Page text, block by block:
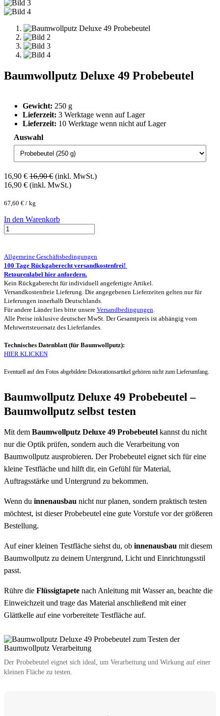
Baumwollputz Deluxe 49 Probebeutel
Gewicht: 250 g
Lieferzeit: 3 Werktage wenn auf Lager
Lieferzeit: 10 Werktage wenn nicht auf Lager
Auswahl
16,90 € 16,90€ (inkl. MwSt.)
16,90 € (inkl. MwSt.)
67,60 € / kg
In den Warenkorb
Allgemeine Geschäftsbedingungen
100 Tage Rückgaberecht versandkostenfrei!
Retourenlabel hier anfordern.
Kein Rückgaberecht für individuell angefertigte Artikel.
Versandkostenfreie Lieferung. Die angegebenen Lieferzeiten gelten nur für
Lieferungen innerhalb Deutschlands.
Für andere Länder lies bitte unsere Versandbedingungen.
Alle Preise inklusive deutscher MwSt. Der Gesamtpreis ist abhängig vom
Mehrwertsteuersatz des Lieferlandes.
Technisches Datenblatt (für Baumwollputz):
HIER KLICKEN
Eventuell auf den Fotos abgebildete Dekorationsartikel gehören nicht zum Lieferumfang.
Baumwollputz Deluxe 49 Probebeutel –
Baumwollputz selbst testen
Mit dem Baumwollputz Deluxe 49 Probebeutel kannst du nicht
nur die Optik prüfen, sondern auch die Verarbeitung von
Baumwollputz ausprobieren. Der Probebeutel eignet sich für eine
kleine Testfläche und hilft dir, ein Gefühl für Material,
Auftragsstärke und Untergrund zu bekommen.
Wenn du innenausbau nicht nur planen, sondern praktisch testen
möchtest, ist dieser Probebeutel eine gute Vorstufe vor der größeren
Bestellung.
Auf einer kleinen Testfläche siehst du, ob innenausbau mit diesem
Baumwollputz zu deinem Untergrund, Licht und Einrichtungsstil
passt.
Rühre die Flüssigtapete nach Anleitung mit Wasser an, beachte die
Einweichzeit und trage das Material anschließend mit einer
Glättkelle auf eine vorbereitete Testfläche auf.
Der Probebeutel eignet sich ideal, um Verarbeitung und Wirkung auf einer
kleinen Fläche zu testen.